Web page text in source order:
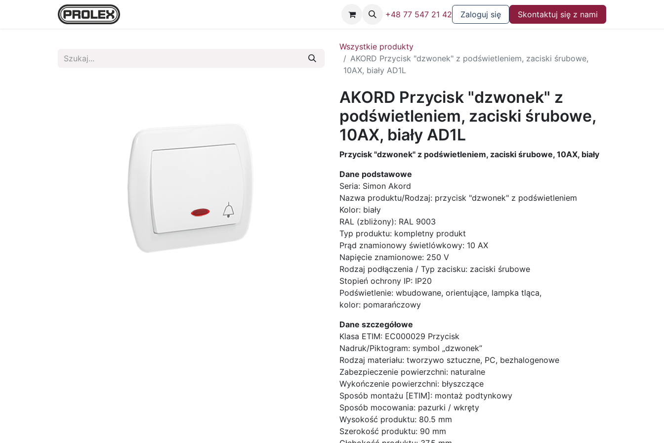
+48 77 547 21 42 Zaloguj się Skontaktuj się z nami
Wszystkie produkty
AKORD Przycisk "dzwonek" z podświetleniem, zaciski śrubowe,
10AX, biały AD1L
AKORD Przycisk "dzwonek" z
podświetleniem, zaciski śrubowe,
10AX, biały AD1L
Przycisk "dzwonek" z podświetleniem, zaciski śrubowe, 10AX, biały
Dane podstawowe
Seria: Simon Akord
Nazwa produktu/Rodzaj: przycisk "dzwonek" z podświetleniem
Kolor: biały
RAL (zbliżony): RAL 9003
Typ produktu: kompletny produkt
Prąd znamionowy świetlówkowy: 10 AX
Napięcie znamionowe: 250 V
Rodzaj podłączenia / Typ zacisku: zaciski śrubowe
Stopień ochrony IP: IP20
Podświetlenie: wbudowane, orientujące, lampka tląca,
kolor: pomarańczowy
Dane szczegółowe
Klasa ETIM: EC000029 Przycisk
Nadruk/Piktogram: symbol „dzwonek”
Rodzaj materiału: tworzywo sztuczne, PC, bezhalogenowe
Zabezpieczenie powierzchni: naturalne
Wykończenie powierzchni: błyszczące
Sposób montażu [ETIM]: montaż podtynkowy
Sposób mocowania: pazurki / wkręty
Wysokość produktu: 80.5 mm
Szerokość produktu: 90 mm